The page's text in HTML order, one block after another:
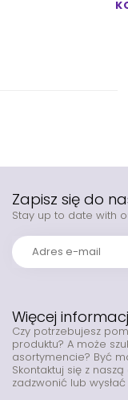
Więcej
Czy potrzebujesz
produktu? A może
asortymencie? Być
Skontaktuj się z
zadzwonić lub
Zapisz się do
Stay up to date with